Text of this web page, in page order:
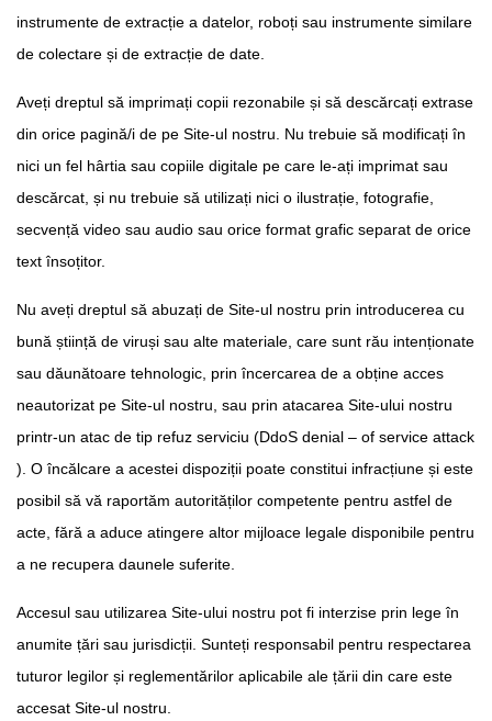
instrumente de extracție a datelor, roboți sau instrumente similare
de colectare și de extracție de date.
Aveți dreptul să imprimați copii rezonabile și să descărcați extrase
din orice pagină/i de pe Site-ul nostru. Nu trebuie să modificați în
nici un fel hârtia sau copiile digitale pe care le-ați imprimat sau
descărcat, și nu trebuie să utilizați nici o ilustrație, fotografie,
secvență video sau audio sau orice format grafic separat de orice
text însoțitor.
Nu aveți dreptul să abuzați de Site-ul nostru prin introducerea cu
bună știință de viruși sau alte materiale, care sunt rău intenționate
sau dăunătoare tehnologic, prin încercarea de a obține acces
neautorizat pe Site-ul nostru, sau prin atacarea Site-ului nostru
printr-un atac de tip refuz serviciu (DdoS denial – of service attack
). O încălcare a acestei dispoziții poate constitui infracțiune și este
posibil să vă raportăm autorităților competente pentru astfel de
acte, fără a aduce atingere altor mijloace legale disponibile pentru
a ne recupera daunele suferite.
Accesul sau utilizarea Site-ului nostru pot fi interzise prin lege în
anumite țări sau jurisdicții. Sunteți responsabil pentru respectarea
tuturor legilor și reglementărilor aplicabile ale țării din care este
accesat Site-ul nostru.